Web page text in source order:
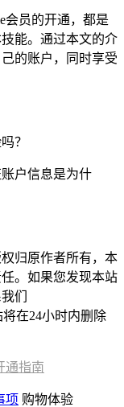
会员的开通，都是
能。通过本文的介
的账户，同时享受
？
户信息是为什
归原作者所有，本
。如果您发现本站
们
将在24小时内删除
通指南
项 购物体验